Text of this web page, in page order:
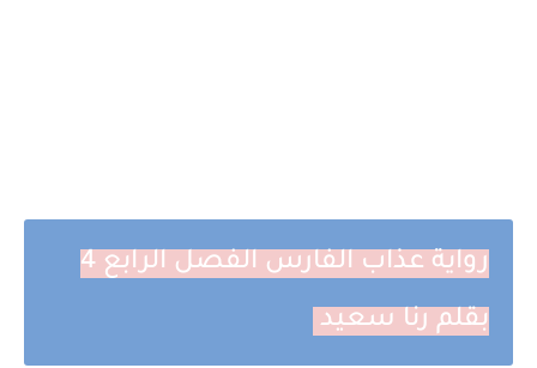
رواية عذاب الفارس الفصل الرابع 4
بقلم رنا سعيد